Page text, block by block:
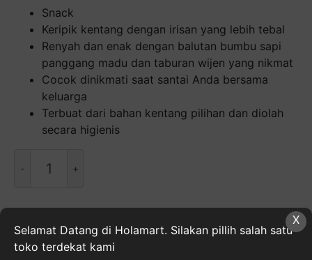
Snack
Keripik kentang dengan irisan yang lebih tebal
Renyah dan enak dengan balutan bumbu sapi
panggang madu dan taburan wijen yang nikmat
Cocok dinikmati saat santai Anda bersama
keluarga
Terbuat dari bahan kentang pilihan dan diolah
secara higienis
Chitato
Honey
Beef
BBQ
SKU:089686599022 Kategori:Cemilan,Makanan,
Minuman, & Buah Segar
X
Selamat Datang di Holamart. Silakan pillih salah satu
toko terdekat kami